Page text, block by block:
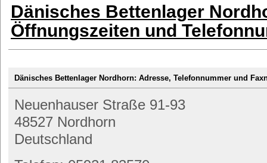
Dänisches Bettenlager
Öffnungszeiten und
Dänisches Bettenlager Nordhorn: Adresse, Telefonnummer und
Neuenhauser Straße 91-93
48527 Nordhorn
Deutschland